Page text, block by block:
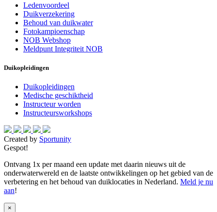
Ledenvoordeel
Duikverzekering
Behoud van duikwater
Fotokampioenschap
NOB Webshop
Meldpunt Integriteit NOB
Duikopleidingen
Duikopleidingen
Medische geschiktheid
Instructeur worden
Instructeursworkshops
Created by Sportunity
Gespot!
Ontvang 1x per maand een update met daarin nieuws uit de
onderwaterwereld en de laatste ontwikkelingen op het gebied van de
verbetering en het behoud van duiklocaties in Nederland. Meld je nu
aan!
×